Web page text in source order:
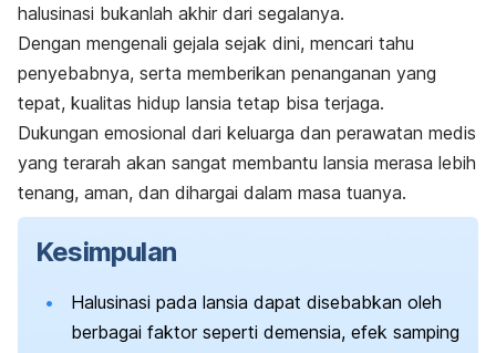
halusinasi bukanlah akhir dari segalanya.
Dengan mengenali gejala sejak dini, mencari tahu
penyebabnya, serta memberikan penanganan yang
tepat, kualitas hidup lansia tetap bisa terjaga.
Dukungan emosional dari keluarga dan perawatan medis
yang terarah akan sangat membantu lansia merasa lebih
tenang, aman, dan dihargai dalam masa tuanya.
Kesimpulan
Halusinasi pada lansia dapat disebabkan oleh
berbagai faktor seperti demensia, efek samping